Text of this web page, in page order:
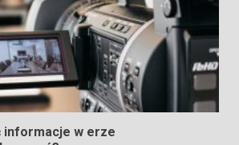
informacje w erze